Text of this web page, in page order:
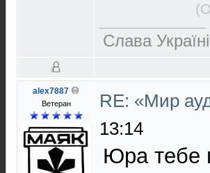
Слава
alex7887
Ветеран
RE: «Мир
13:14
Юра тебе